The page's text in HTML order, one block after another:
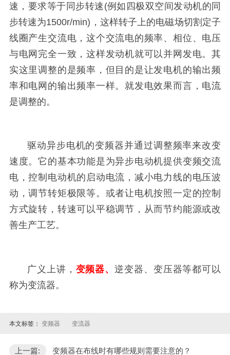
速，要求等于同步转速(例如四极双空间发动机的同
步转速为1500r/min)，这样转子上的电磁场切割定子
线圈产生交流电，这个交流电的频率、相位、电压
与电网完全一致，这样发动机就可以并网发电。其
实这里调整的是频率，但目的是让发电机的输出频
率和电网的输出频率一样。就发电效果而言，电流
是调整的。
驱动异步电机的变频器并通过调整频率来改变
速度。它的基本功能是为异步电动机提供变频交流
电，控制电动机的启动电流，减小电力线的电压波
动，调节转矩极限等。或者让电机按照一定的控制
方式旋转，转速可以平稳调节，从而节约能源或改
善生产工艺。
广义上讲， 变频器、逆变器、变压器等都可以
称为变流器。
本文标签： 变频器 变流器
上一篇: 变频器在布线时有哪些规则需要注意的？